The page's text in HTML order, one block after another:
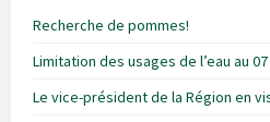
Recherche de pommes!
Limitation des usages de l’eau au
Le vice-président de la Région en